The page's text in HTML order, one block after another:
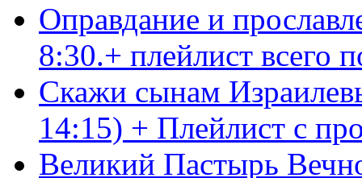
Оправдание и
8:30.+ плейлист
Скажи сынам
14:15) + Плейлист с
Великий Пастырь